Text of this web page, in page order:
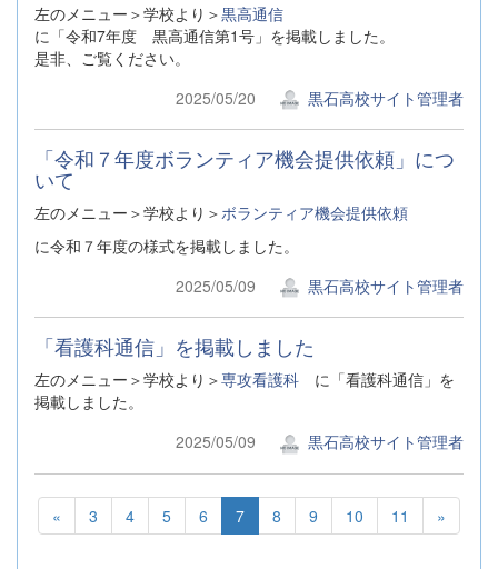
左のメニュー＞学校より＞黒高通信
に「令和7年度 黒高通信第1号」を掲載しました。
是非、ご覧ください。
2025/05/20
黒石高校サイト管理者
「令和７年度ボランティア機会提供依頼」につ
いて
左のメニュー＞学校より＞ ボランティア機会提供依頼
に令和７年度の様式を掲載しました。
2025/05/09
黒石高校サイト管理者
「看護科通信」を掲載しました
左のメニュー＞学校より＞専攻看護科 に「看護科通信」を
掲載しました。
2025/05/09
黒石高校サイト管理者
« 3 4 5 6 7 8 9 10 11 »